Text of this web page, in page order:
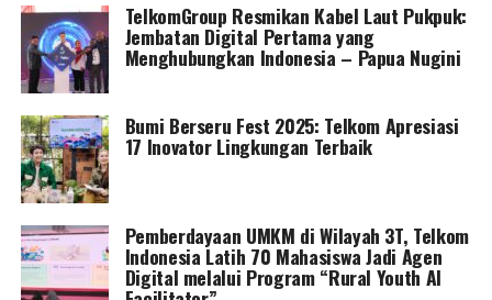
TelkomGroup Resmikan Kabel Laut Pukpuk:
Jembatan Digital Pertama yang
Menghubungkan Indonesia – Papua Nugini
Bumi Berseru Fest 2025: Telkom Apresiasi
17 Inovator Lingkungan Terbaik
Pemberdayaan UMKM di Wilayah 3T, Telkom
Indonesia Latih 70 Mahasiswa Jadi Agen
Digital melalui Program “Rural Youth AI